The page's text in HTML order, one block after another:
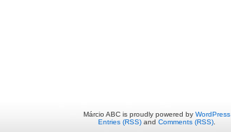
Márcio ABC is proudly powered by WordPress
Entries (RSS) and Comments (RSS)